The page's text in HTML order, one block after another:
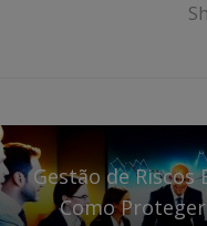
Gestão de Riscos
Como